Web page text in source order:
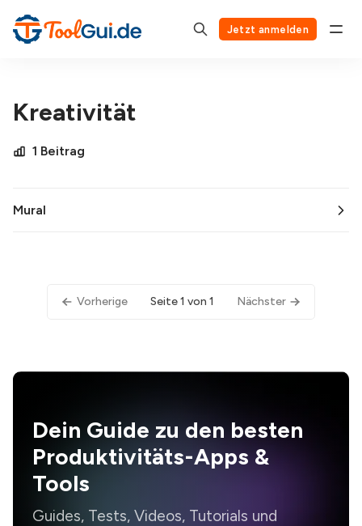
Jetzt anmelden
Kreativität
1 Beitrag
Mural
Vorherige Seite 1 von 1 Nächster
Dein Guide zu den besten
Produktivitäts-Apps &
Tools
Guides, Tests, Videos, Tutorials und